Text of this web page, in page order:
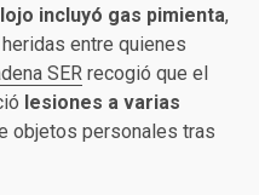
incluyó gas pimienta,
entre quienes
SER recogió que el
lesiones a varias
objetos personales tras